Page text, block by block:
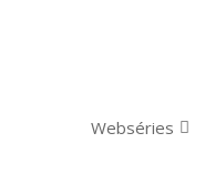
Webséries